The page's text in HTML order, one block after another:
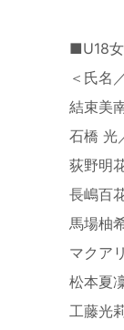
■U18
＜氏名
結束美
石橋 光
荻野明
長嶋百
馬場柚
マクア
松本夏
工藤光